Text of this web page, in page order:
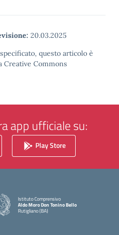
20.03.2025
questo articolo è
Creative Commons
app ufficiale su:
Play Store
Istituto Comprensivo
Aldo Moro Don Tonino Bello
Rutigliano (BA)
— Visita la pagina iniziale della scuola